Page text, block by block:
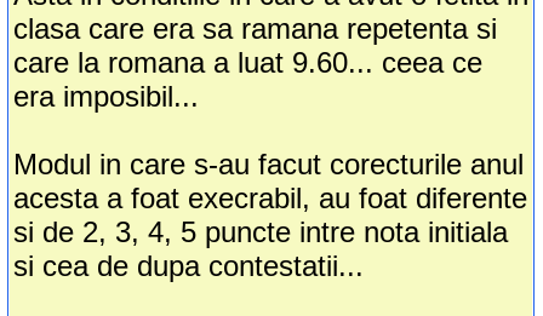
clasa care era sa ramana repetenta si
care la romana a luat 9.60... ceea ce
era imposibil...
Modul in care s-au facut corecturile anul
acesta a foat execrabil, au foat diferente
si de 2, 3, 4, 5 puncte intre nota initiala
si cea de dupa contestatii...